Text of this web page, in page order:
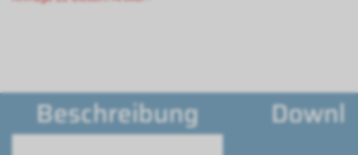
Beschreibung